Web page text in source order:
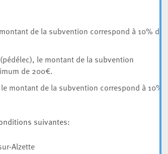
de la subvention correspond à 10% du
le montant de la subvention
de 200€.
montant de la subvention correspond à 10%
suivantes:
Alzette